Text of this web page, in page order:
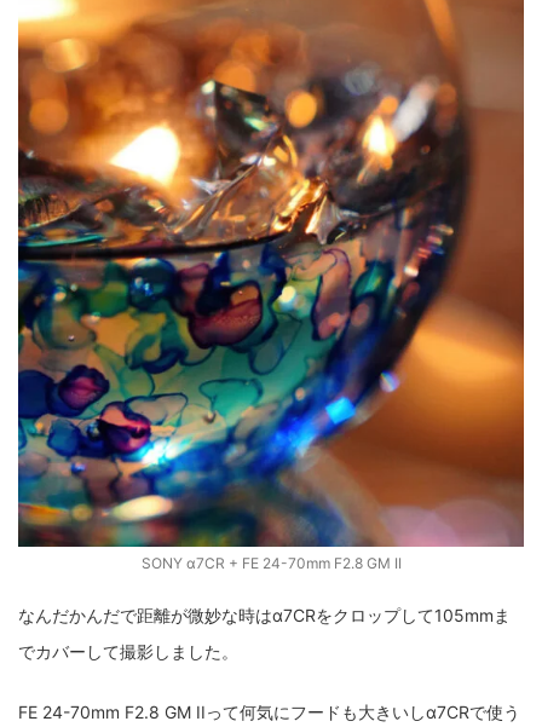
SONY α7CR + FE 24-70mm F2.8 GM II
なんだかんだで距離が微妙な時はα7CRをクロップして105mmま
でカバーして撮影しました。
FE 24-70mm F2.8 GM IIって何気にフードも大きいしα7CRで使う